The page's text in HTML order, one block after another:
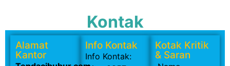
Kontak
Alamat
Kantor
Info Kontak
Info Kontak:
Kotak Kritik
& Saran